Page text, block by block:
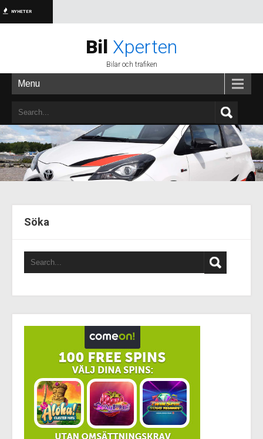
NYHETER
Bil Xperten
Bilar och trafiken
Menu
Söka